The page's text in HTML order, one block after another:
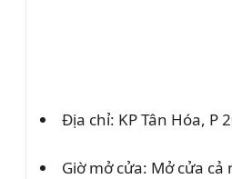
Địa chỉ: KP Tân Hóa, P
Giờ mở cửa: Mở cửa cả